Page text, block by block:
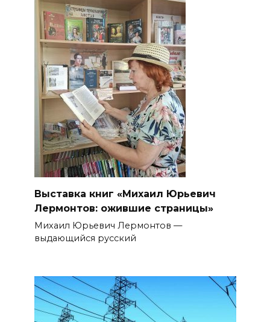
Выставка книг «Михаил Юрьевич
Лермонтов: ожившие страницы»
Михаил Юрьевич Лермонтов —
выдающийся русский